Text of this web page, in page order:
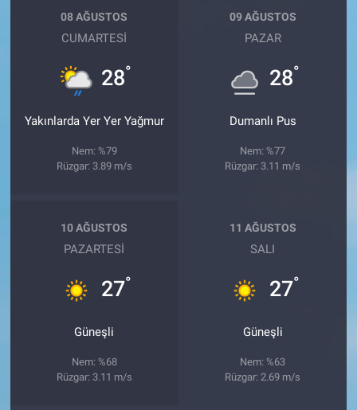
08 AĞUSTOS
CUMARTESI
28°
Yakınlarda Yer Yer Yağmur
Nem: %79
Rüzgar: 3.89 m/s
09 AĞUSTOS
PAZAR
28°
Dumanlı Pus
Nem: %77
Rüzgar: 3.11 m/s
10 AĞUSTOS
PAZARTESI
27°
Güneşli
Nem: %68
Rüzgar: 3.11 m/s
11 AĞUSTOS
SALI
27°
Güneşli
Nem: %63
Rüzgar: 2.69 m/s